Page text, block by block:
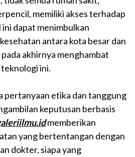
memiliki akses terhadap
dapat menimbulkan
antara kota besar dan
akhirnya menghambat
ini.
pertanyaan etika dan tanggung
keputusan berbasis
memberikan
yang bertentangan dengan
dokter, siapa yang